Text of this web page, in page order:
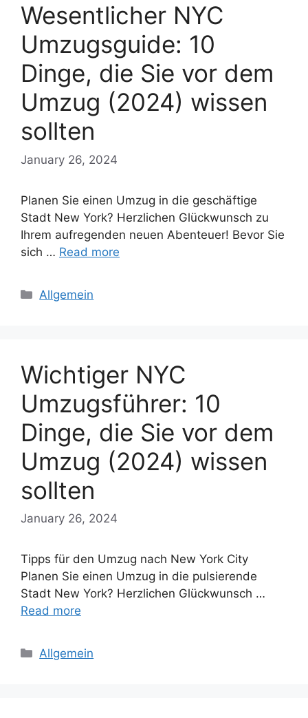
Wesentlicher NYC
Umzugsguide: 10
Dinge, die Sie vor dem
Umzug (2024) wissen
sollten
January 26, 2024
Planen Sie einen Umzug in die geschäftige
Stadt New York? Herzlichen Glückwunsch zu
Ihrem aufregenden neuen Abenteuer! Bevor Sie
sich … Read more
Categories
Allgemein
Wichtiger NYC
Umzugsführer: 10
Dinge, die Sie vor dem
Umzug (2024) wissen
sollten
January 26, 2024
Tipps für den Umzug nach New York City
Planen Sie einen Umzug in die pulsierende
Stadt New York? Herzlichen Glückwunsch …
Read more
Categories
Allgemein